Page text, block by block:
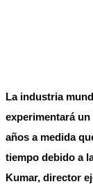
La industria
experimentará
años a medida
tiempo debido a
Kumar, director